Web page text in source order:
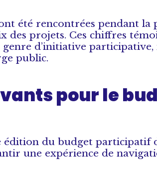
été rencontrées pendant la
projets. Ces chiffres
d’initiative participative,
public.
pour le
édition du budget participatif
une expérience de